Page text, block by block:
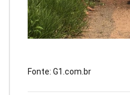
Fonte: G1.com.br